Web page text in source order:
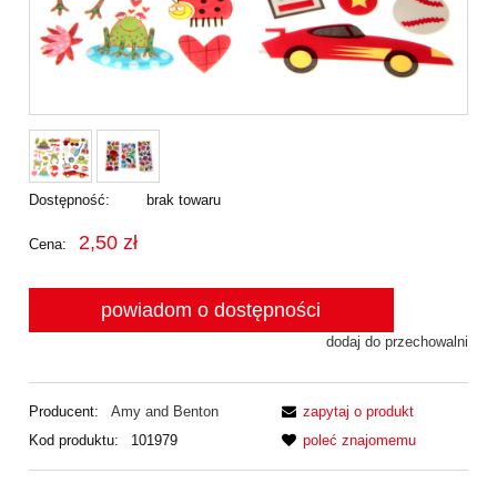
Dostępność: brak towaru
Cena: 2,50 zł
powiadom o dostępności
dodaj do przechowalni
Producent:
Amy and Benton
Kod produktu:
101979
zapytaj o produkt
poleć znajomemu